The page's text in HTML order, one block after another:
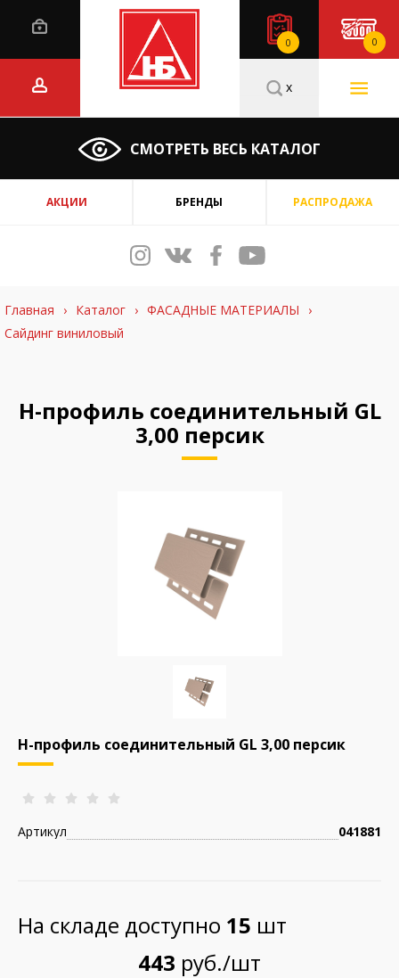
0 0
СМОТРЕТЬ ВЕСЬ КАТАЛОГ
x
АКЦИИ БРЕНДЫ РАСПРОДАЖА
Главная › Каталог › ФАСАДНЫЕ МАТЕРИАЛЫ
›
Сайдинг виниловый
H-профиль соединительный GL
3,00 персик
H-профиль соединительный GL 3,00 персик
Артикул 041881
На складе доступно 15 шт
443 руб./шт